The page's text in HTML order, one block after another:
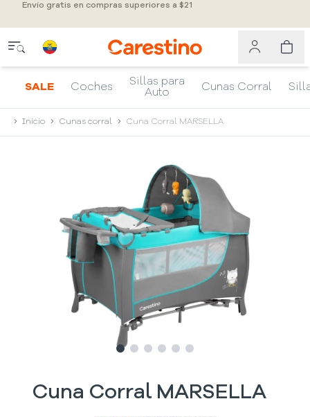
Envío gratis en compras superiores a $21
SALE Coches
Sillas para
Auto
Cunas Corral
Inicio Cunas corral Cuna Corral MARSELLA
Slide1
Slide2
Slide3
Slide4
SlideSlide
Cuna Corral MARSELLA